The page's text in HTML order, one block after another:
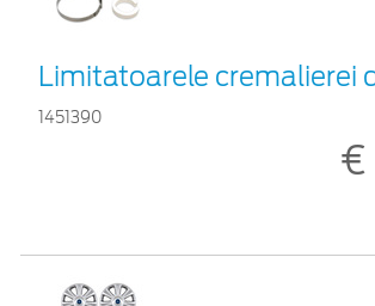
Limitatoarele cremalierei
1451390